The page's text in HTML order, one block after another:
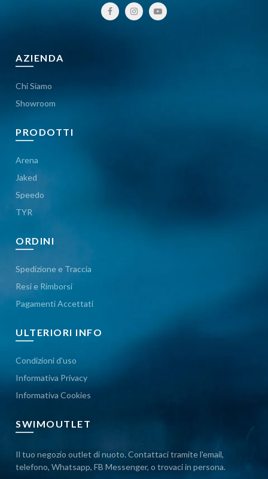
AZIENDA
Chi Siamo
Showroom
PRODOTTI
Arena
Jaked
Speedo
TYR
ORDINI
Spedizione e Traccia
Resi e Rimborsi
Pagamenti Accettati
ULTERIORI INFO
Condizioni d'uso
Informativa Privacy
Informativa Cookies
SWIMOUTLET
Il tuo negozio outlet di nuoto. Contattaci tramite l'email,
telefono, Whatsapp, FB Messenger, o trovaci in persona.